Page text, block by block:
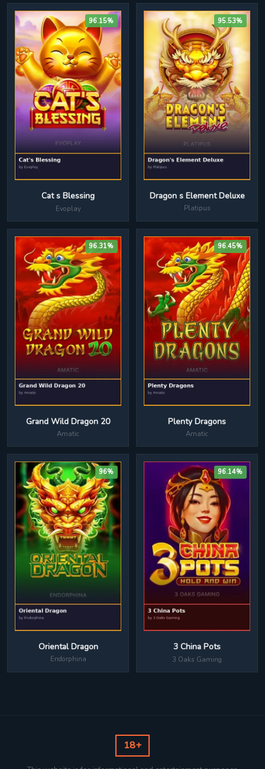
96.15%
Cat s Blessing
Evoplay
95.53%
Dragon s Element Deluxe
Platipus
96.31%
Grand Wild Dragon 20
Amatic
96.45%
Plenty Dragons
Amatic
96%
Oriental Dragon
Endorphina
96.14%
3 China Pots
3 Oaks Gaming
18+